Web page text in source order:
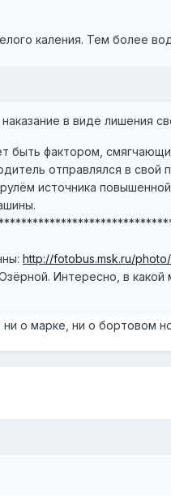
каления. Тем более
в виде лишения
быть фактором,
отправлялся в свой
источника
http://fotobus.msk.ru/
Интересно, в
ни о марке, ни о бортовом